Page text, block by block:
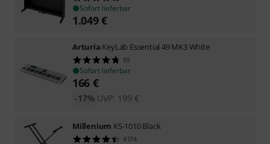
Sofort lieferbar
1.049€
Arturia KeyLab Essential 49 MK3 White
95
Sofort lieferbar
166 €
UVP: 199 €
-17%
Millenium KS-1010 Black
4174